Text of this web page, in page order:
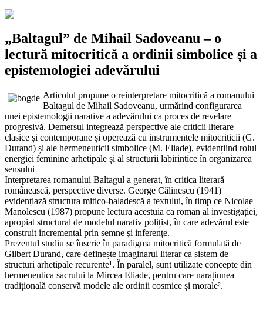
„Baltagul” de Mihail Sadoveanu – o
lectură mitocritică a ordinii simbolice și a
epistemologiei adevărului
Articolul propune o reinterpretare mitocritică a romanului
Baltagul de Mihail Sadoveanu, urmărind configurarea
unei epistemologii narative a adevărului ca proces de revelare
progresivă. Demersul integrează perspective ale criticii literare
clasice și contemporane și operează cu instrumentele mitocriticii (G.
Durand) și ale hermeneuticii simbolice (M. Eliade), evidențiind rolul
energiei feminine arhetipale și al structurii labirintice în organizarea
sensului
Interpretarea romanului Baltagul a generat, în critica literară
românească, perspective diverse. George Călinescu (1941)
evidențiază structura mitico-baladescă a textului, în timp ce Nicolae
Manolescu (1987) propune lectura acestuia ca roman al investigației,
apropiat structural de modelul narativ polițist, în care adevărul este
construit incremental prin semne și inferențe.
Prezentul studiu se înscrie în paradigma mitocritică formulată de
Gilbert Durand, care definește imaginarul literar ca sistem de
structuri arhetipale recurente¹. În paralel, sunt utilizate concepte din
hermeneutica sacrului la Mircea Eliade, pentru care narațiunea
tradițională conservă modele ale ordinii cosmice și morale².